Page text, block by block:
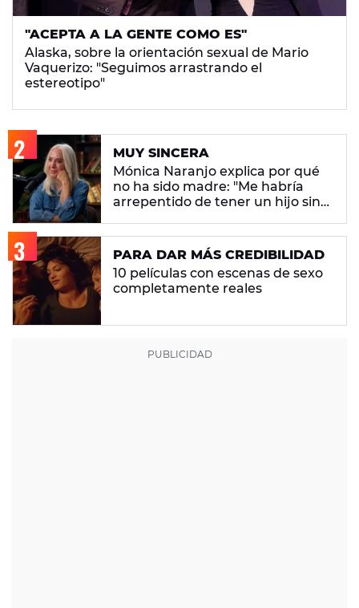
"ACEPTA A LA GENTE COMO ES"
Alaska, sobre la orientación sexual de Mario
Vaquerizo: "Seguimos arrastrando el
estereotipo"
MUY SINCERA
Mónica Naranjo explica por qué
no ha sido madre: "Me habría
arrepentido de tener un hijo sin
PARA DAR MÁS CREDIBILIDAD
10 películas con escenas de sexo
completamente reales